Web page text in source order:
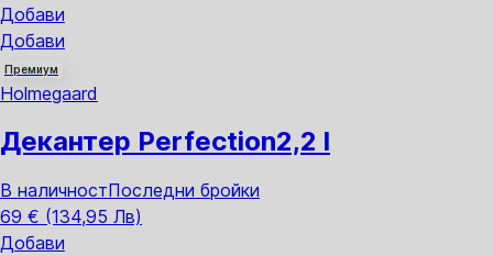
Добави
Добави
Премиум
Holmegaard
Декантер Perfection2,2 l
В наличностПоследни бройки
69 € (134,95 Лв)
Добави